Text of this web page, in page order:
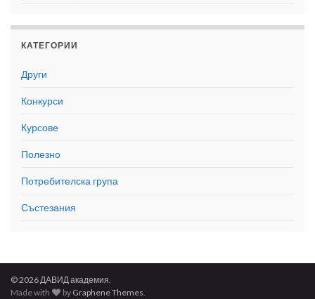
КАТЕГОРИИ
Други
Конкурси
Курсове
Полезно
Потребителска група
Състезания
© 2026 ДАВИД академия.
Made with
by Graphene Themes